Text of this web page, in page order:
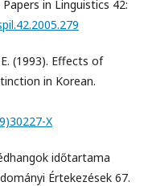
in Linguistics 42:
(1993). Effects of
in Korean.
X
időtartama
Értekezések 67.